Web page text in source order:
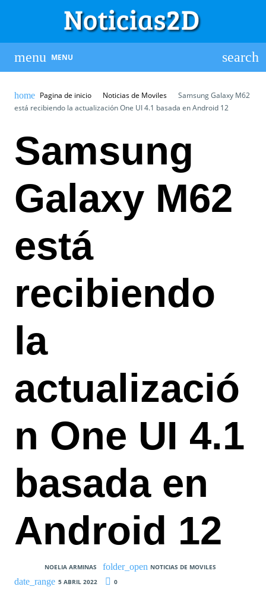
MENU
Pagina de inicio Noticias de Moviles
Samsung Galaxy M62
está recibiendo la actualización One UI 4.1 basada en Android 12
Samsung
Galaxy M62
está
recibiendo
la
actualizació
n One UI 4.1
basada en
Android 12
NOELIA ARMINAS
NOTICIAS DE MOVILES
5 ABRIL 2022
0